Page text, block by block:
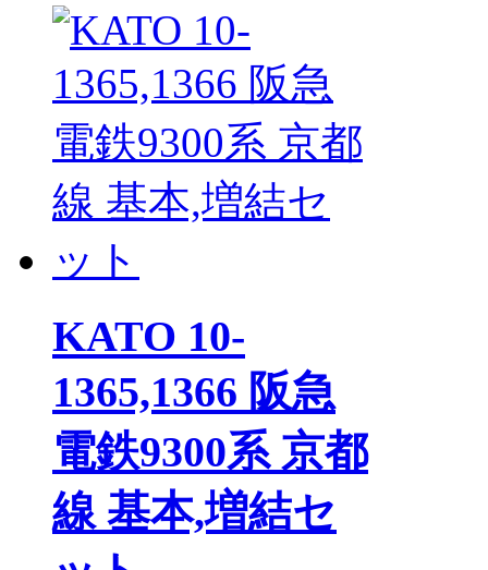
KATO 10-
1365,1366 阪急
電鉄9300系 京都
線 基本,増結セ